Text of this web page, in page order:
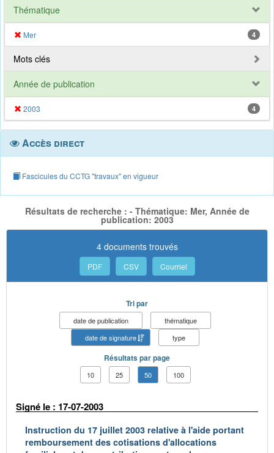
Thématique
Mer 4
Mots clés
Année de publication
2003 4
Accès direct
Fascicules du CCTG "travaux" en vigueur
Résultats de recherche : - Thématique: Mer, Année de
publication: 2003
4 documents trouvés
PDF CSV Courriel
Tri par
date de publication
thématique
date de signature
type
Résultats par page
10 25 50 100
Signé le : 17-07-2003
Instruction du 17 juillet 2003 relative à l'aide portant
remboursement des cotisations d'allocations